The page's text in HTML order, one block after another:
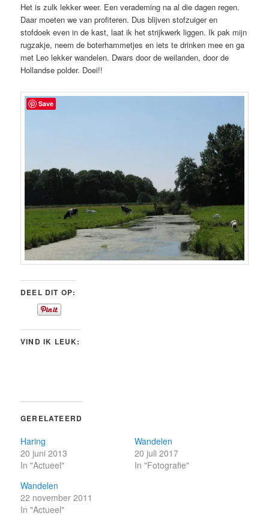
Het is zulk lekker weer. Een verademing na al die dagen regen.
Daar moeten we van profiteren. Dus blijven stofzuiger en
stofdoek even in de kast, laat ik het strijkwerk liggen. Ik pak mijn
rugzakje, neem de boterhammetjes en iets te drinken mee en ga
met Leo lekker wandelen. Dwars door de weilanden, door de
Hollandse polder. Doei!!
DEEL DIT OP:
VIND IK LEUK:
GERELATEERD
Haring
20 juni 2013
In "Actueel"
Wandelen
20 juli 2017
In "Fotografie"
Wandelen
22 november 2011
In "Actueel"
Save